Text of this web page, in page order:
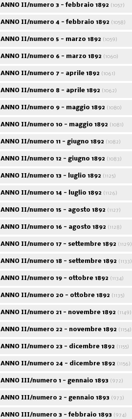
ANNO II/numero 3 - febbraio 1892 (1057)
ANNO II/numero 4 - febbraio 1892 (1058)
ANNO II/numero 5 - marzo 1892 (1059)
ANNO II/numero 6 - marzo 1892 (1060)
ANNO II/numero 7 - aprile 1892 (1061)
ANNO II/numero 8 - aprile 1892 (1062)
ANNO II/numero 9 - maggio 1892 (1080)
ANNO II/numero 10 - maggio 1892 (1081)
ANNO II/numero 11 - giugno 1892 (1082)
ANNO II/numero 12 - giugno 1892 (1083)
ANNO II/numero 13 - luglio 1892 (1125)
ANNO II/numero 14 - luglio 1892 (1126)
ANNO II/numero 15 - agosto 1892 (1127)
ANNO II/numero 16 - agosto 1892 (1128)
ANNO II/numero 17 - settembre 1892 (1129)
ANNO II/numero 18 - settembre 1892 (1133)
ANNO II/numero 19 - ottobre 1892 (1134)
ANNO II/numero 20 - ottobre 1892 (1135)
ANNO II/numero 21 - novembre 1892 (1149)
ANNO II/numero 22 - novembre 1892 (1154)
ANNO II/numero 23 - dicembre 1892 (1155)
ANNO II/numero 24 - dicembre 1892 (1156)
ANNO III/numero 1 - gennaio 1893 (972)
ANNO III/numero 2 - gennaio 1893 (973)
ANNO III/numero 3 - febbraio 1893 (974)